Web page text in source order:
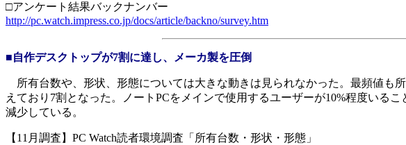
□アンケート結果バックナンバー
http://pc.watch.impress.co.jp/docs/article/backno/survey.htm
■自作デスクトップが7割に達し、メーカ製を圧倒
所有台数や、形状、形態については大きな動きは見られなかった。最頻値も
えており7割となった。ノートPCをメインで使用するユーザーが10%程度いる
減少している。
【11月調査】PC Watch読者環境調査「所有台数・形状・形態」